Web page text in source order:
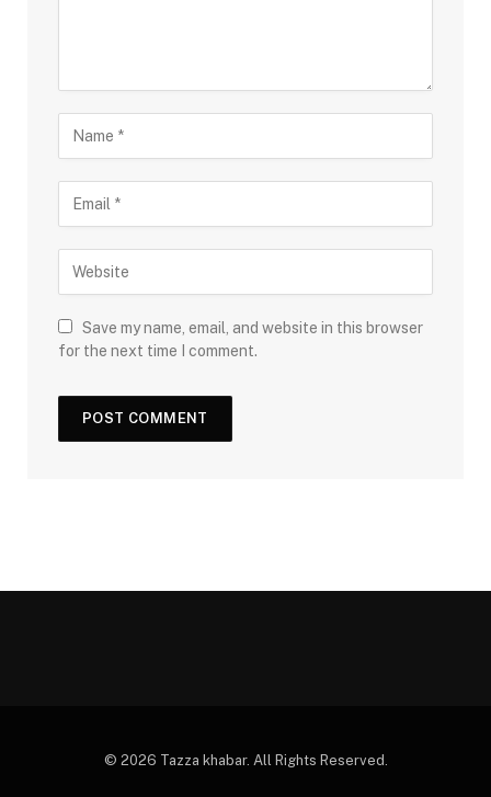
Save my name, email, and website in this browser
for the next time I comment.
© 2026 Tazza khabar. All Rights Reserved.